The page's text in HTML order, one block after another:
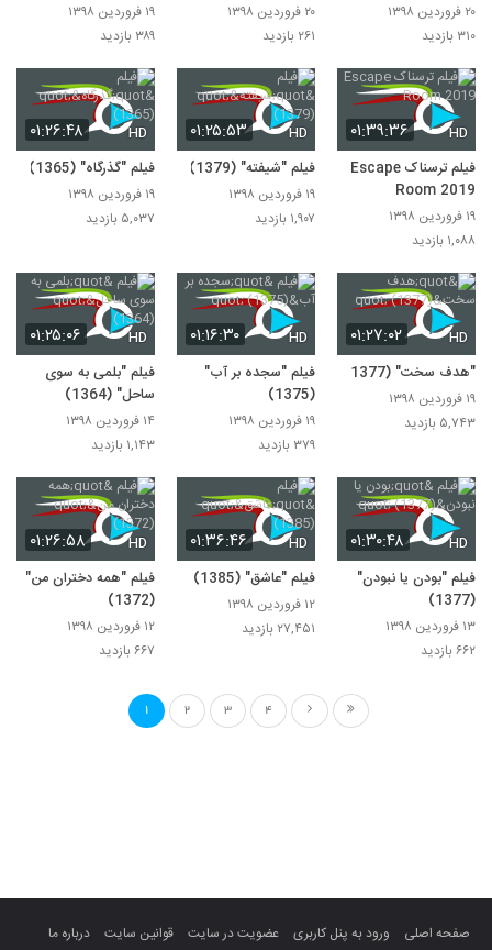
۲۰ فروردین ۱۳۹۸
۳۱۰ بازدید
۲۰ فروردین ۱۳۹۸
۲۶۱ بازدید
۱۹ فروردین ۱۳۹۸
۳۸۹ بازدید
۰۱:۳۹:۳۶ HD
فیلم ترسناک Escape
Room 2019
۱۹ فروردین ۱۳۹۸
۱,۰۸۸ بازدید
۰۱:۲۵:۵۳ HD
فیلم "شیفته" (1379)
۱۹ فروردین ۱۳۹۸
۱,۹۰۷ بازدید
۰۱:۲۶:۴۸ HD
فیلم "گذرگاه" (1365)
۱۹ فروردین ۱۳۹۸
۵,۰۳۷ بازدید
۰۱:۲۷:۰۲ HD
"هدف سخت" (1377)
۱۹ فروردین ۱۳۹۸
۵,۷۴۳ بازدید
۰۱:۱۶:۳۰ HD
فیلم "سجده بر آب"
(1375)
۱۹ فروردین ۱۳۹۸
۳۷۹ بازدید
۰۱:۲۵:۰۶ HD
فیلم "بلمی به سوی
ساحل" (1364)
۱۴ فروردین ۱۳۹۸
۱,۱۴۳ بازدید
۰۱:۳۰:۴۸ HD
فیلم "بودن یا نبودن"
(1377)
۱۳ فروردین ۱۳۹۸
۶۶۲ بازدید
۰۱:۳۶:۴۶ HD
فیلم "عاشق" (1385)
۱۲ فروردین ۱۳۹۸
۲۷,۴۵۱ بازدید
۰۱:۲۶:۵۸ HD
فیلم "همه دختران من"
(1372)
۱۲ فروردین ۱۳۹۸
۶۶۷ بازدید
1 2 3 4
صفحه اصلی ورود به پنل کاربری عضویت در سایت قوانین سایت
درباره ما